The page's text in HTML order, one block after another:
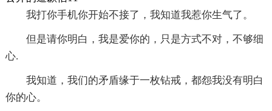
我打你手机你开始不接了，我知道我惹你生气了。
但是请你明白，我是爱你的，只是方式不对，不够细
心.
我知道，我们的矛盾缘于一枚钻戒，都怨我没有明白
你的心。